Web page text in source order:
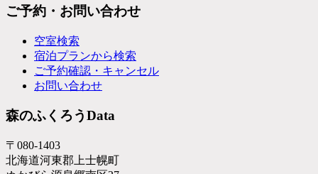
ご予約・お問い合わせ
空室検索
宿泊プランから検索
ご予約確認・キャンセル
お問い合わせ
森のふくろうData
〒080-1403
北海道河東郡上士幌町